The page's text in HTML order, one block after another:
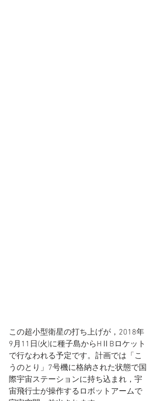
この超小型衛星の打ち上げが，2018年
9月11日(火)に種子島からHⅡBロケット
で行なわれる予定です。計画では「こ
うのとり」7号機に格納された状態で国
際宇宙ステーションに持ち込まれ，宇
宙飛行士が操作するロボットアームで